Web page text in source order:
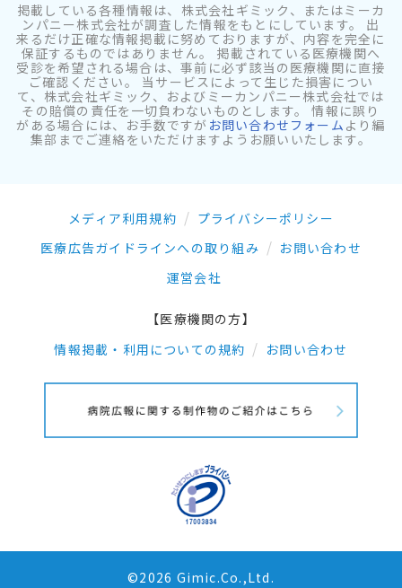
掲載している各種情報は、株式会社ギミック、またはミーカ
ンパニー株式会社が調査した情報をもとにしています。 出
来るだけ正確な情報掲載に努めておりますが、内容を完全に
保証するものではありません。 掲載されている医療機関へ
受診を希望される場合は、事前に必ず該当の医療機関に直接
ご確認ください。 当サービスによって生じた損害につい
て、株式会社ギミック、およびミーカンパニー株式会社では
その賠償の責任を一切負わないものとします。 情報に誤り
がある場合には、お手数ですが お問い合わせフォーム より編
集部までご連絡をいただけますようお願いいたします。
メディア利用規約
プライバシーポリシー
医療広告ガイドラインへの取り組み
お問い合わせ
運営会社
【医療機関の方】
情報掲載・利用についての規約
お問い合わせ
©2026 Gimic.Co.,Ltd.